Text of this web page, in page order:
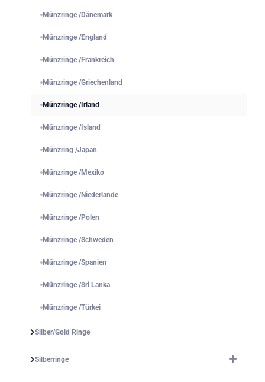
Münzringe /Dänemark
Münzringe /England
Münzringe /Frankreich
Münzringe /Griechenland
Münzringe /Irland
Münzringe /Island
Münzring /Japan
Münzringe /Mexiko
Münzringe /Niederlande
Münzringe /Polen
Münzringe /Schweden
Münzringe /Spanien
Münzringe /Sri Lanka
Münzringe /Türkei
Silber/Gold Ringe
Silberringe